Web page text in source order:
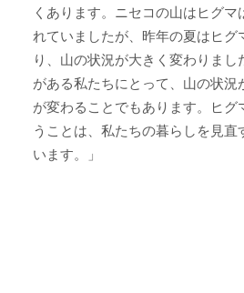
くあります。ニセコの山はヒグ
れていましたが、昨年の夏はヒグ
り、山の状況が大きく変わりま
がある私たちにとって、山の状況
が変わることでもあります。ヒグ
うことは、私たちの暮らしを見直
います。」